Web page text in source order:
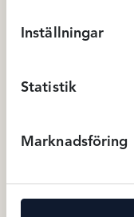
Inställningar
Statistik
Marknadsföring